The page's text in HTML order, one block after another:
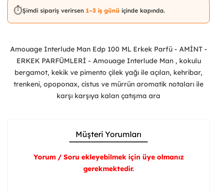
⏱️Şimdi sipariş verirsen 1–3 iş günü içinde kapında.
Amouage Interlude Man Edp 100 ML Erkek Parfü - AMİNT -
ERKEK PARFÜMLERİ - Amouage Interlude Man , kokulu
bergamot, kekik ve pimento çilek yağı ile açılan, kehribar,
trenkeni, opoponax, cistus ve mürrün aromatik notaları ile
karşı karşıya kalan çatışma ara
Müşteri Yorumları
Yorum / Soru ekleyebilmek için üye olmanız
gerekmektedir.